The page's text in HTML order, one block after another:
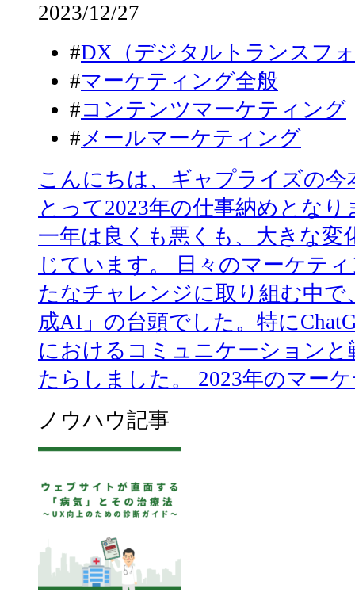
2023/12/27
#DX（デジタルトランスフ
#マーケティング全般
#コンテンツマーケティング
#メールマーケティング
こんにちは、ギャプライズの
とって2023年の仕事納めとな
一年は良くも悪くも、大きな変
じています。 日々のマーケテ
たなチャレンジに取り組む中で
成AI」の台頭でした。特に
におけるコミュニケーション
たらしました。 2023年のマー
ノウハウ記事